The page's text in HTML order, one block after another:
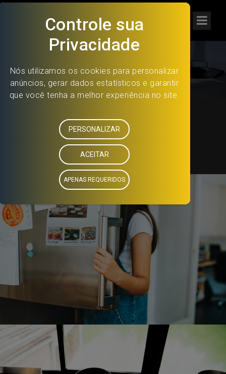
PROJECT 4 COLS
ALL PROJECTS
PROFISSIONAL